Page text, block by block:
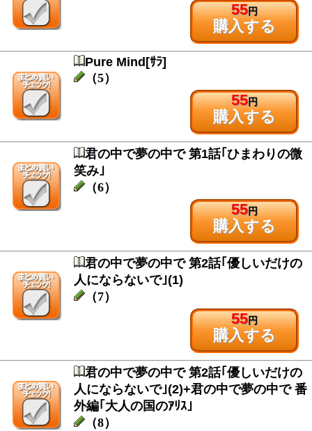
55円
購入する
Pure Mind[ｻﾗ]
（5）
55円
購入する
君の中で夢の中で 第1話｢ひまわりの微
笑み｣
（6）
55円
購入する
君の中で夢の中で 第2話｢優しいだけの
人にならないで｣(1)
（7）
55円
購入する
君の中で夢の中で 第2話｢優しいだけの
人にならないで｣(2)+君の中で夢の中で 番
外編｢大人の国のｱﾘｽ｣
（8）